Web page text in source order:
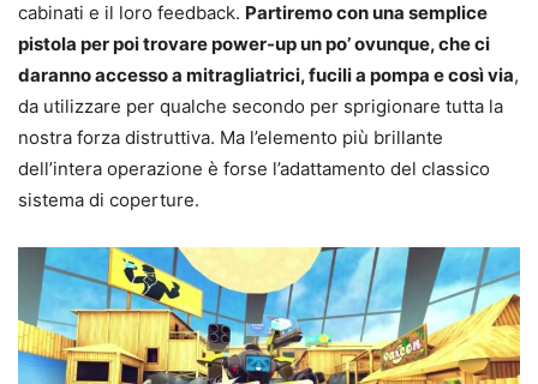
cabinati e il loro feedback. Partiremo con una semplice
pistola per poi trovare power-up un po’ ovunque, che ci
daranno accesso a mitragliatrici, fucili a pompa e così via,
da utilizzare per qualche secondo per sprigionare tutta la
nostra forza distruttiva. Ma l’elemento più brillante
dell’intera operazione è forse l’adattamento del classico
sistema di coperture.